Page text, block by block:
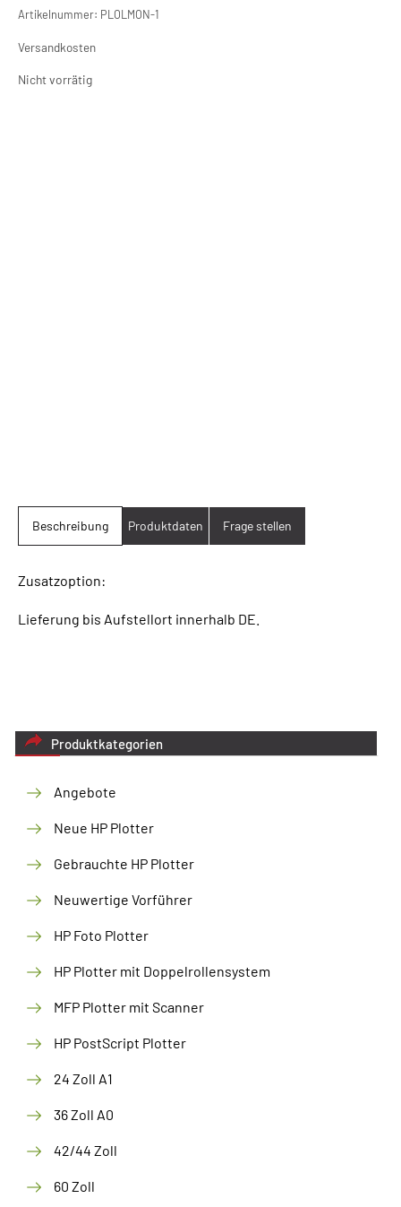
Artikelnummer: PLOLMON-1
Versandkosten
Nicht vorrätig
Beschreibung Produktdaten Frage stellen
Zusatzoption:
Lieferung bis Aufstellort innerhalb DE.
Produktkategorien
Angebote
Neue HP Plotter
Gebrauchte HP Plotter
Neuwertige Vorführer
HP Foto Plotter
HP Plotter mit Doppelrollensystem
MFP Plotter mit Scanner
HP PostScript Plotter
24 Zoll A1
36 Zoll A0
42/44 Zoll
60 Zoll